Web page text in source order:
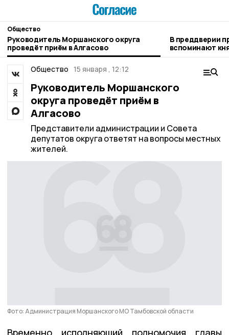
Общество
Руководитель Моршанского округа
проведёт приём в Алгасово
В преддверии
вспоминают
Общество 15 января , 12:12
Руководитель Моршанского
округа проведёт приём в
Алгасово
Представители администрации и Совета
депутатов округа ответят на вопросы местных
жителей.
Фото: Администрация Моршанского МО Тамбовской области
Временно исполняющий полномочия главы